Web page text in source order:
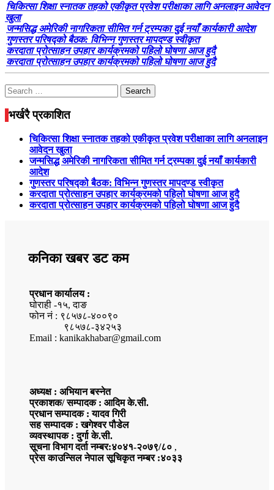
चिकित्सा शिक्षा स्नातक तहको एकीकृत प्रवेश परीक्षाका लागि अनलाइन आवेदन
खुला
जन्मसिद्ध अमेरिकी नागरिकता सीमित गर्न ट्रम्पका दुई नयाँ कार्यकारी आदेश
गुणस्तर परिषद्को बैठक: विभिन्न गुणस्तर मापदण्ड स्वीकृत
करदाता प्रोत्साहन उपहार कार्यक्रमको पहिलो घोषणा आज हुदै
करदाता प्रोत्साहन उपहार कार्यक्रमको पहिलो घोषणा आज हुदै
Search
for:
भर्खरै प्रकाशित
चिकित्सा शिक्षा स्नातक तहको एकीकृत प्रवेश परीक्षाका लागि अनलाइन
आवेदन खुला
जन्मसिद्ध अमेरिकी नागरिकता सीमित गर्न ट्रम्पका दुई नयाँ कार्यकारी
आदेश
गुणस्तर परिषद्को बैठक: विभिन्न गुणस्तर मापदण्ड स्वीकृत
करदाता प्रोत्साहन उपहार कार्यक्रमको पहिलो घोषणा आज हुदै
करदाता प्रोत्साहन उपहार कार्यक्रमको पहिलो घोषणा आज हुदै
कनिका खबर डट कम
प्रधान कार्यालय :
घोराही -१५, दाङ
फोन नं : ९८५७८-४००९०
९८५७८-३४२५३
Email : kanikakhabar@gmail.com
अध्यक्ष : अभियान बस्नेत
प्रकाशक/ सम्पादक : आदिम के.सी.
प्रधान सम्पादक : यादव गिरी
सह सम्पादक : खगेश्वर पौडेल
व्यवस्थापक : दुर्गा के.सी.
सूचना विभाग दर्ता नम्बर:४०४१-२०७९/८० ,
प्रेस काउन्सिल नेपाल सूचिकृत नम्बर :४०३३